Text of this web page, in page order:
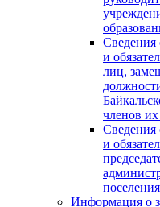
Сведения
и
лиц,
членов
Сведения
и
Информация о